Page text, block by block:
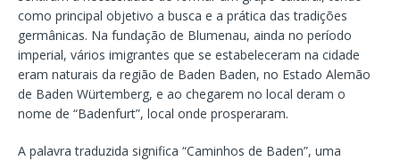
como principal objetivo a busca e a prática das tradições
germânicas. Na fundação de Blumenau, ainda no período
imperial, vários imigrantes que se estabeleceram na cidade
eram naturais da região de Baden Baden, no Estado Alemão
de Baden Würtemberg, e ao chegarem no local deram o
nome de “Badenfurt”, local onde prosperaram.
A palavra traduzida significa “Caminhos de Baden”, uma